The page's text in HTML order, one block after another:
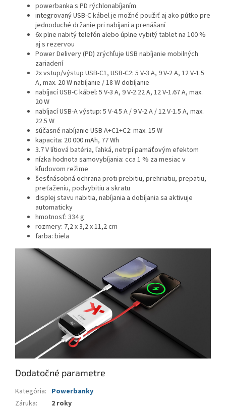
powerbanka s PD rýchlonabíjaním
integrovaný USB-C kábel je možné použiť aj ako pútko pre
jednoduché držanie pri nabíjaní a prenášaní
6x plne nabitý telefón alebo úplne vybitý tablet na 100 %
aj s rezervou
Power Delivery (PD) zrýchľuje USB nabíjanie mobilných
zariadení
2x vstup/výstup USB-C1, USB-C2: 5 V-3 A, 9 V-2 A, 12 V-1.5
A, max. 20 W nabíjanie / 18 W dobíjanie
nabíjací USB-C kábel: 5 V-3 A, 9 V-2.22 A, 12 V-1.67 A, max.
20 W
nabíjací USB-A výstup: 5 V-4.5 A / 9 V-2 A / 12 V-1.5 A, max.
22.5 W
súčasné nabíjanie USB A+C1+C2: max. 15 W
kapacita: 20 000 mAh, 77 Wh
3.7 V lítiová batéria, ľahká, netrpí pamäťovým efektom
nízka hodnota samovybíjania: cca 1 % za mesiac v
kľudovom režime
šesťnásobná ochrana proti prebitiu, prehriatiu, prepätiu,
preťaženiu, podvybitiu a skratu
displej stavu nabitia, nabíjania a dobíjania sa aktivuje
automaticky
hmotnosť: 334 g
rozmery: 7,2 x 3,2 x 11,2 cm
farba: biela
Dodatočné parametre
Kategória: Powerbanky
Záruka: 2 roky